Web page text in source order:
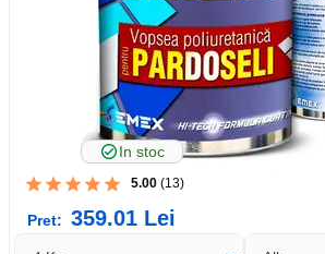
In stoc
5.00 (13)
Pret: 359.01 Lei